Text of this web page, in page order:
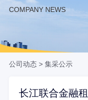
COMPANY NEWS
公司动态 > 集采公示
长江联合金融